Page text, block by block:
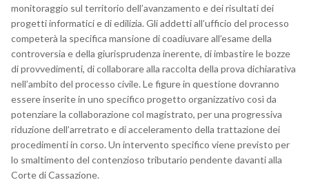
monitoraggio sul territorio dell’avanzamento e dei risultati dei
progetti informatici e di edilizia. Gli addetti all’ufficio del processo
competerà la specifica mansione di coadiuvare all’esame della
controversia e della giurisprudenza inerente, di imbastire le bozze
di provvedimenti, di collaborare alla raccolta della prova dichiarativa
nell’ambito del processo civile. Le figure in questione dovranno
essere inserite in uno specifico progetto organizzativo così da
potenziare la collaborazione col magistrato, per una progressiva
riduzione dell’arretrato e di acceleramento della trattazione dei
procedimenti in corso. Un intervento specifico viene previsto per
lo smaltimento del contenzioso tributario pendente davanti alla
Corte di Cassazione.